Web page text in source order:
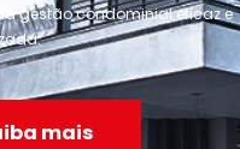
gestão condominial eficaz e
mais